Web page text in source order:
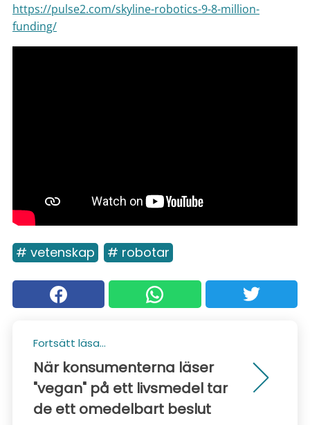
https://pulse2.com/skyline-robotics-9-8-million-
funding/
# vetenskap # robotar
Fortsätt läsa...
När konsumenterna läser
"vegan" på ett livsmedel tar
de ett omedelbart beslut